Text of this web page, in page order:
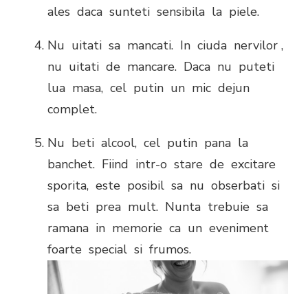
ales daca sunteti sensibila la piele.
Nu uitati sa mancati. In ciuda nervilor ,
nu uitati de mancare. Daca nu puteti
lua masa, cel putin un mic dejun
complet.
Nu beti alcool, cel putin pana la
banchet. Fiind intr-o stare de excitare
sporita, este posibil sa nu obserbati si
sa beti prea mult. Nunta trebuie sa
ramana in memorie ca un eveniment
foarte special si frumos.